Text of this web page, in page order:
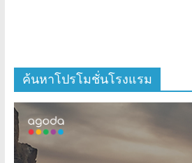
ค้นหาโปรโมชั่นโรงแรม